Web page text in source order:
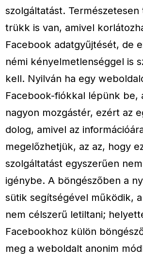
szolgáltatást.
trükk is van, amivel
Facebook adatgyűjtését, de
némi kényelmetlenséggel is
kell. Nyilván ha egy
Facebook-fiókkal lépünk be,
nagyon mozgástér, ezért az
dolog, amivel az
megelőzhetjük, az az, hogy
szolgáltatást egyszerűen
igénybe. A böngészőben a
sütik segítségével működik,
nem célszerű letiltani;
Facebookhoz külön
meg a weboldalt anonim